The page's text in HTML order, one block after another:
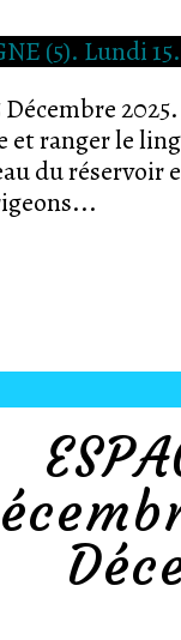
Décembre
ranger le
du réservoir